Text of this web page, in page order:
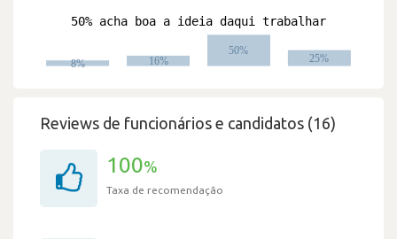
Reviews de funcionários e candidatos (16)
100%
Taxa de recomendação